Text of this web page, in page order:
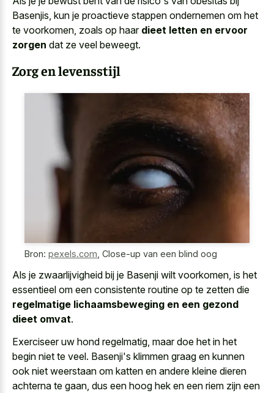
Basenjis, kun je proactieve stappen ondernemen om het
te voorkomen, zoals op haar dieet letten en ervoor
zorgen dat ze veel beweegt.
Zorg en levensstijl
Bron: pexels.com Close-up van een blind oog
Als je zwaarlijvigheid bij je Basenji wilt voorkomen, is het
essentieel om een consistente routine op te zetten die
regelmatige lichaamsbeweging en een gezond
dieet omvat.
Exerciseer uw hond regelmatig, maar doe het in het
begin niet te veel. Basenji's klimmen graag en kunnen
ook niet weerstaan om katten en andere kleine dieren
achterna te gaan, dus een hoog hek en een riem zijn een